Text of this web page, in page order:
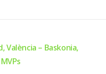
València – Baskonia,